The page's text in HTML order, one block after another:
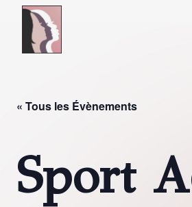
Skip to main content
« Tous les Évènements
Sport